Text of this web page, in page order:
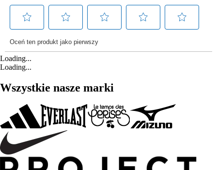
Loading...
Loading...
Wszystkie nasze marki